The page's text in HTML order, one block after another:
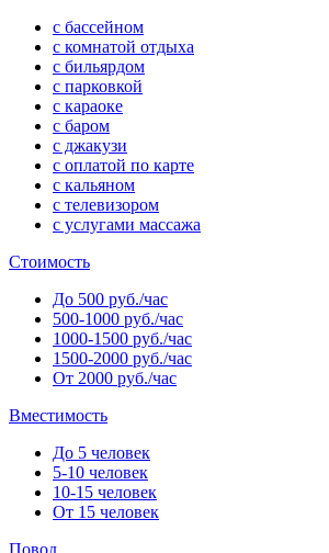
с бассейном
с комнатой отдыха
с бильярдом
с парковкой
с караоке
с баром
с джакузи
с оплатой по карте
с кальяном
с телевизором
с услугами массажа
Стоимость
До 500 руб./час
500-1000 руб./час
1000-1500 руб./час
1500-2000 руб./час
От 2000 руб./час
Вместимость
До 5 человек
5-10 человек
10-15 человек
От 15 человек
Повод